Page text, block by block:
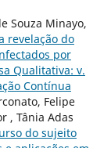
Souza Minayo,
revelação do
por
Qualitativa: v.
Contínua
Felipe
, Tânia Adas
do sujeito